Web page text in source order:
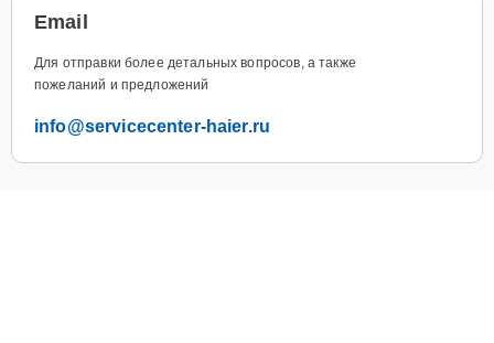
Email
Для отправки более детальных вопросов, а также
пожеланий и предложений
info@servicecenter-haier.ru